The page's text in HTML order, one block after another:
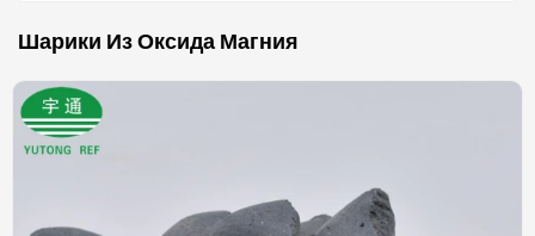
Шарики Из Оксида Магния